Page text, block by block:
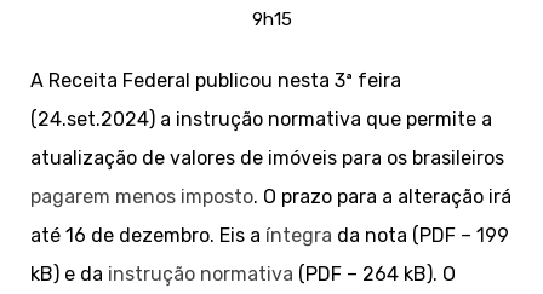
9h15
A Receita Federal publicou nesta 3ª feira
(24.set.2024) a instrução normativa que permite a
atualização de valores de imóveis para os brasileiros
pagarem menos imposto. O prazo para a alteração irá
até 16 de dezembro. Eis a íntegra da nota (PDF – 199
kB) e da instrução normativa (PDF – 264 kB). O